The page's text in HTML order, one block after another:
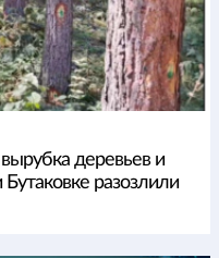
деревьев и
разозлили